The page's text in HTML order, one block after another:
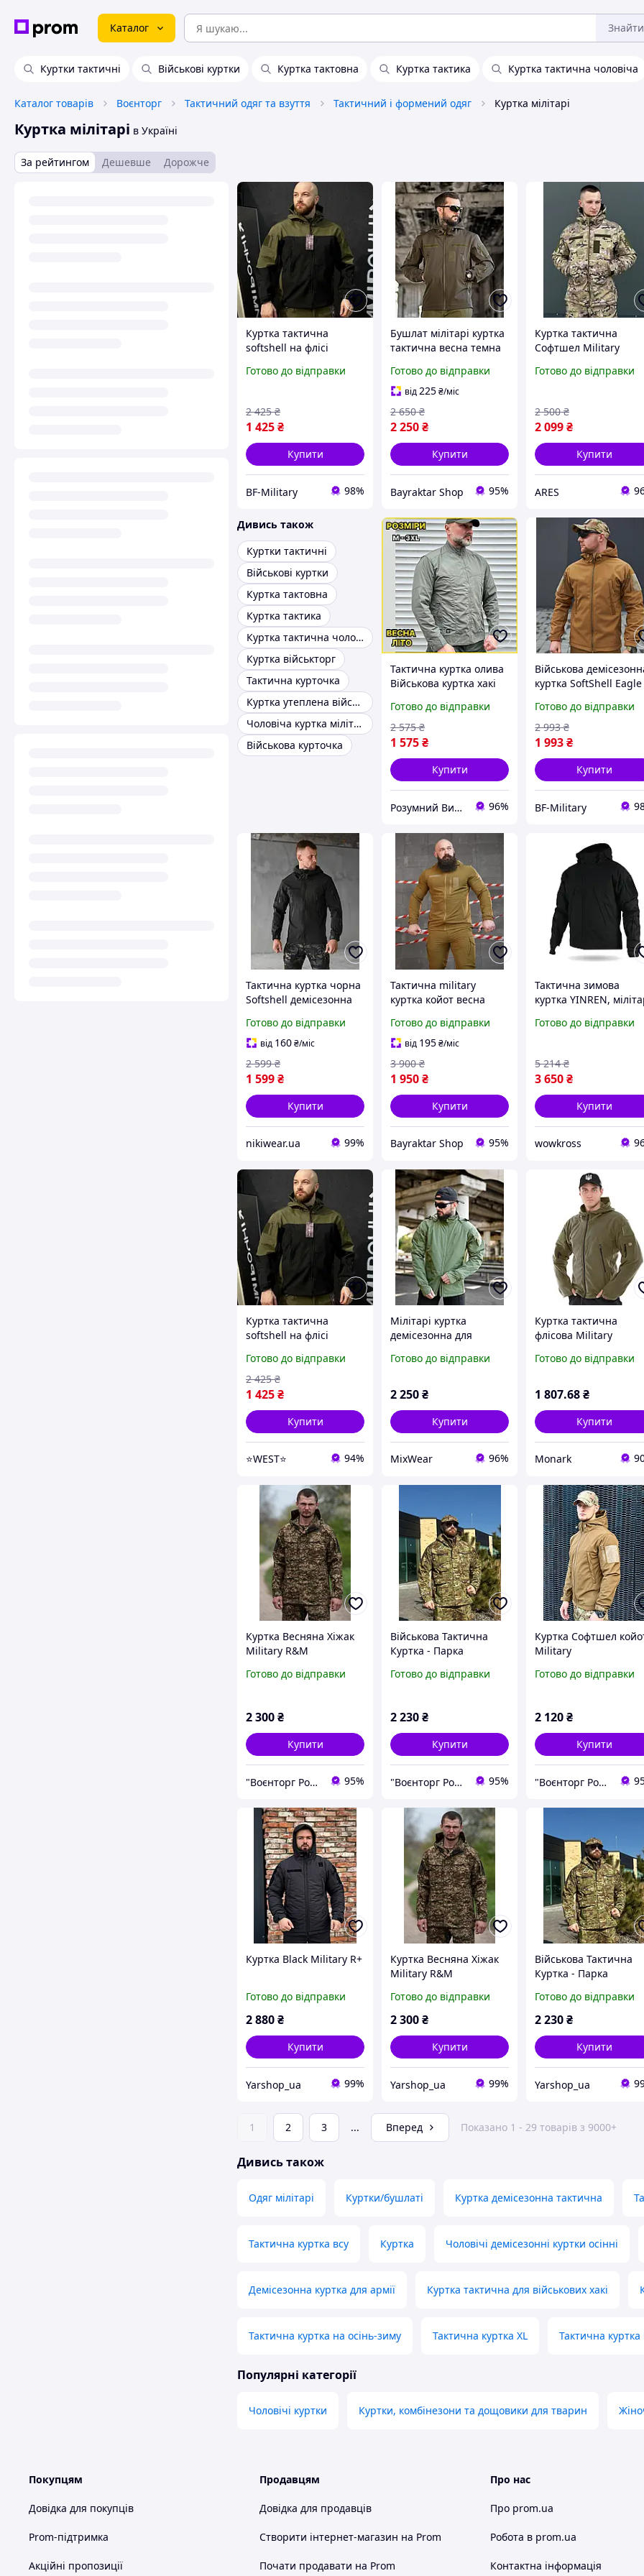
Каталог Знайти
Куртки тактичні Військові куртки Куртка тактовна Куртка тактика Куртка тактична чоловіча
Каталог товарів Воєнторг Тактичний одяг та взуття Тактичний і формений одяг Куртка мілітарі
Куртка мілітарі в Україні
За рейтингом Дешевше Дорожче
Куртка тактична
softshell на флісі
олива чорна Чоловіча
BAGS
Готово до відправки
1 425₴
2 425 ₴
Купити
BF-Military 98%
Бушлат мілітарі куртка
тактична весна темна
Готово до відправки
від225₴/міс
2 250₴
2 650 ₴
Купити
Bayraktar Shop 95%
Куртка тактична
Софтшел Military
і водонепроникна
куртка мультикам
Готово до відправки
2 099₴
2 500 ₴
Купити
ARES
Дивись також
Куртки тактичні
Військові куртки
Куртка тактовна
Куртка тактика
Куртка тактична чоловіча
Куртка військторг
Тактична курточка
Куртка утеплена військова
Чоловіча куртка мілітарі
Військова курточка
Тактична куртка олива
Військова куртка хакі
чоловіча тактична
куртка ветровка
мілітарі Р/В
Готово до відправки
1 575₴
2 575 ₴
Купити
Розумний Вибір 96%
Військова
куртка SoftShell Eagle
S-3XL) софтшел
Тактична куртка BAGS
Готово до відправки
1 993₴
2 993 ₴
Купити
BF-Military
Тактична куртка чорна
Softshell демісезонна
куртка чорна софтшел
military nikiwe
Готово до відправки
від 160₴/міс
1 599₴
2 599 ₴
Купити
nikiwear.ua 99%
Тактична military
куртка койот весна
Готово до відправки
від 195₴/міс
1 950₴
3 900 ₴
Купити
Bayraktar Shop 95%
Тактична зимова
куртка YINREN,
охорони мисливців
Готово до відправки
3 650₴
5 214 ₴
Купити
wowkross
Куртка тактична
softshell на флісі
олива чорна Чоловіча
куртка мілітарі міська
WEST
Готово до відправки
1 425₴
2 425 ₴
Купити
⭐️WEST⭐️ 94%
Мілітарі куртка
демісезонна для
Зручна куртка з
утепленими
манжетами Хакі
Готово до відправки
2 250₴
Купити
MixWear 96%
Куртка тактична
флісова Military
чоловіків розмір XL
Готово до відправки
1 807.68₴
Купити
Monark
Куртка Весняна Хіжак
Military R&M
Готово до відправки
2 300₴
Купити
"Воєнторг Роздріб/Опт": На варті вашої безпеки! 95%
Військова Тактична
Куртка - Парка
Готово до відправки
2 230₴
Купити
"Воєнторг Роздріб/Опт": На варті вашої безпеки! 95%
Куртка Софтшел
Military
Готово до відправки
2 120₴
Купити
"Воєнторг Роздріб/Опт": На варті вашої безпеки!
Куртка Black Military R+
Готово до відправки
2 880₴
Купити
Yarshop_ua 99%
Куртка Весняна Хіжак
Military R&M
Готово до відправки
2 300₴
Купити
Yarshop_ua 99%
Військова Тактична
Куртка - Парка
Готово до відправки
2 230₴
Купити
Yarshop_ua
1 2 3 ... Вперед Показано 1 - 29 товарів з 9000+
Дивись також
Одяг мілітарі Куртки/бушлаті Куртка демісезонна тактична
Тактична куртка всу Куртка Чоловічі демісезонні куртки осінні
Демісезонна куртка для армії Куртка тактична для військових хакі
Тактична куртка на осінь-зиму Тактична куртка XL Тактична куртка
Популярні категорії
Чоловічі куртки Куртки, комбінезони та дощовики для тварин
Покупцям
Довідка для покупців
Prom-підтримка
Акційні пропозиції
Продавцям
Довідка для продавців
Створити інтернет-магазин на Prom
Почати продавати на Prom
Про нас
Про prom.ua
Робота в prom.ua
Контактна інформація